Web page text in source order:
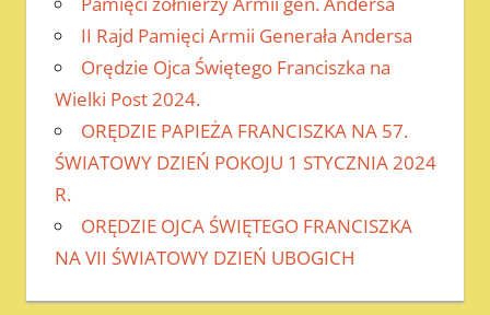
II Rajd Pamięci Armii Generała Andersa
Orędzie Ojca Świętego Franciszka na
Wielki Post 2024.
ORĘDZIE PAPIEŻA FRANCISZKA NA 57.
ŚWIATOWY DZIEŃ POKOJU 1 STYCZNIA 2024
R.
ORĘDZIE OJCA ŚWIĘTEGO FRANCISZKA
NA VII ŚWIATOWY DZIEŃ UBOGICH